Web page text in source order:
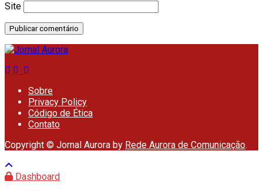
Site
Sobre
Privacy Policy
Código de Ética
Contato
Copyright © Jornal Aurora by Rede Aurora de Comunicação.
Dashboard